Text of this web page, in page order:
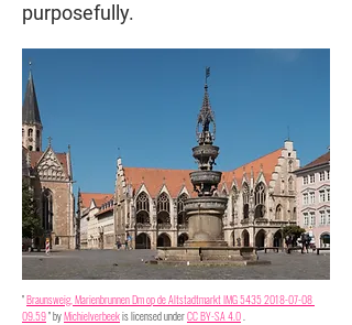
purposefully.
"Braunsweig, Marienbrunnen Dm op de Altstadtmarkt IMG 5435 2018-07-08
09.59" byMichielverbeekis licensed underCC BY-SA 4.0.